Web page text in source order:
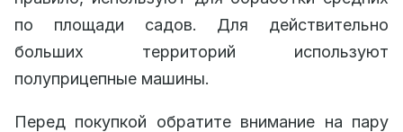
по площади садов. Для действительно
больших территорий используют
полуприцепные машины.
Перед покупкой обратите внимание на пару